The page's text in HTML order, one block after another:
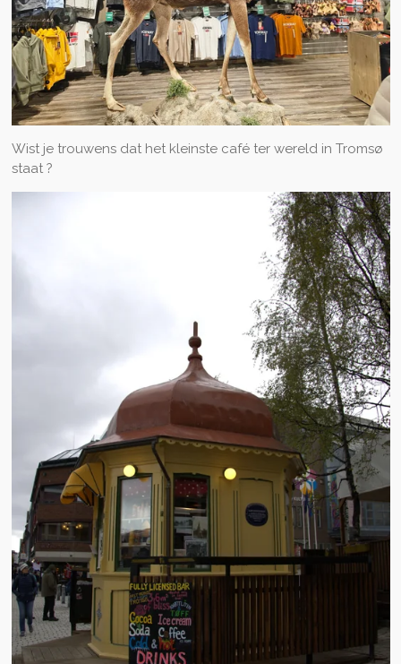
Wist je trouwens dat het kleinste café ter wereld in Tromsø
staat ?